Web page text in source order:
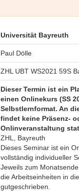
Universität Bayreuth
Paul Dölle
ZHL UBT WS2021 59S
Dieser Termin ist ein
einen Onlinekurs (SS
Selbstlernformat. An
findet keine Präsenz-
Onlinveranstaltung
ZHL, Bayreuth
Dieses Seminar ist ein
vollständig individueller
Jeweils zum
die Arbeitseinheiten in
gutgeschrieben.